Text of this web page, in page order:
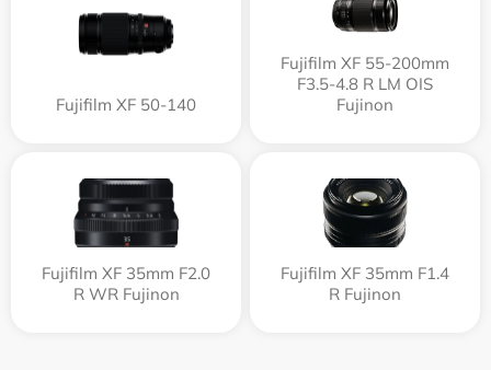
Fujifilm XF 50-140
Fujifilm XF 55-200mm
F3.5-4.8 R LM OIS
Fujinon
Fujifilm XF 35mm F2.0
R WR Fujinon
Fujifilm XF 35mm F1.4
R Fujinon